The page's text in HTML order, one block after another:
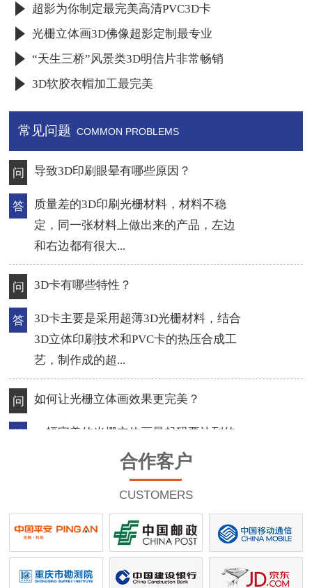
超影为你制定最完美高清PVC3D卡
光栅立体画3D佛像超影定制最专业
“天生三桥”风景类3D明信片非常畅销
3D软胶衣帽加工最完美
常见问题 COMMON PROBLEMS
问 导致3D印刷眼晕有哪些原因？
答
质量差的3D印刷光栅材料，材料不稳
定，同一张材料上做出来的产品，左边
和右边都有很大...
问 3D卡有哪些特性？
答
3D卡主要是采用超薄3D光栅材料，结合
3D立体印刷技术和PVC卡的热压合成工
艺，制作成的超...
问 如何让光栅立体画效果更完美？
答
一幅完美的光栅立体画最起码要达到的
标准，充分利用光栅，是做出透彻立体
合作客户
CUSTOMERS